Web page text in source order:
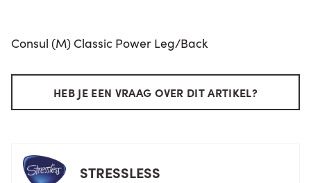
Consul (M) Classic Power Leg/Back
HEB JE EEN VRAAG OVER DIT ARTIKEL?
STRESSLESS